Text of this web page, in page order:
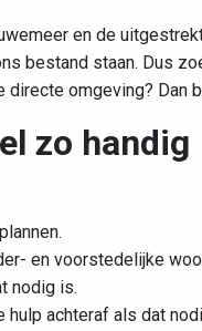
en de
bestand staan. Dus
omgeving? Dan
zo handig
en voorstedelijke
nodig is.
achteraf als dat